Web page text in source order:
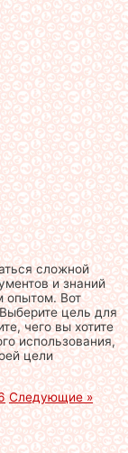
сложной
и знаний
опытом. Вот
цель для
чего вы хотите
использования,
цели
Следующие »